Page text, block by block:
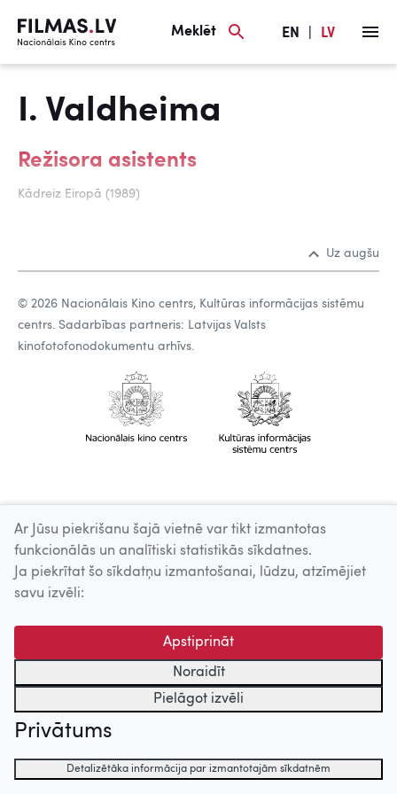
Meklēt EN LV
I. Valdheima
Režisora asistents
Kādreiz Eiropā (1989)
Uz augšu
© 2026 Nacionālais Kino centrs, Kultūras informācijas sistēmu
centrs. Sadarbības partneris: Latvijas Valsts
kinofotofonodokumentu arhīvs.
Ar Jūsu piekrišanu šajā vietnē var tikt izmantotas
funkcionālās un analītiski statistikās sīkdatnes.
Ja piekrītat šo sīkdatņu izmantošanai, lūdzu, atzīmējiet
savu izvēli:
Apstiprināt
Noraidīt
Pielāgot izvēli
Privātums
Detalizētāka informācija par izmantotajām sīkdatnēm